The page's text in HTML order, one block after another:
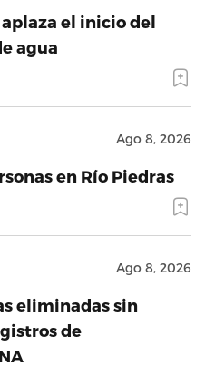
el inicio del
agua
Ago 8, 2026
en Río Piedras
Ago 8, 2026
eliminadas sin
de